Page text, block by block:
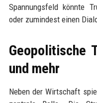
Spannungsfeld könnte
oder zumindest einen
Geopolitische
und mehr
Neben der Wirtschaft